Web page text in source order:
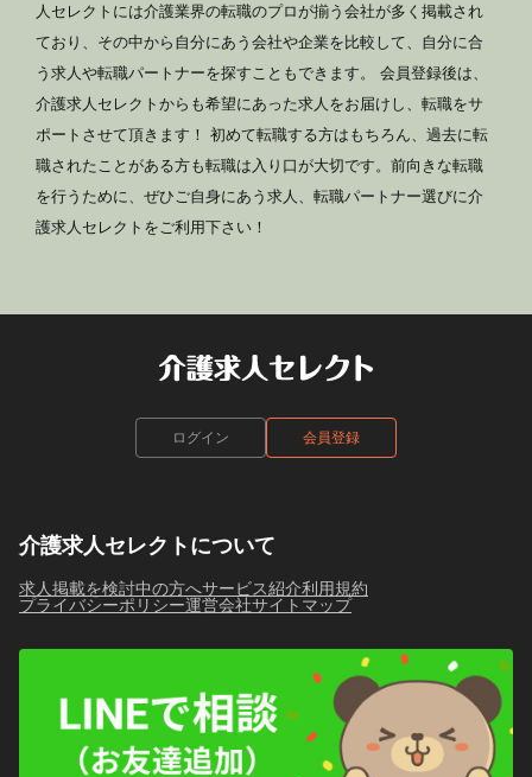
人セレクトには介護業界の転職のプロが揃う会社が多く掲載され
ており、その中から自分にあう会社や企業を比較して、自分に合
う求人や転職パートナーを探すこともできます。 会員登録後は、
介護求人セレクトからも希望にあった求人をお届けし、転職をサ
ポートさせて頂きます！ 初めて転職する方はもちろん、過去に転
職されたことがある方も転職は入り口が大切です。前向きな転職
を行うために、ぜひご自身にあう求人、転職パートナー選びに介
護求人セレクトをご利用下さい！
ログイン 会員登録
介護求人セレクトについて
求人掲載を検討中の方へサービス紹介利用規約
プライバシーポリシー運営会社サイトマップ